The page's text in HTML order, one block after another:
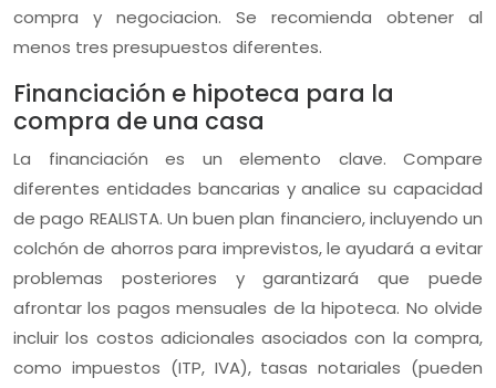
compra y negociacion. Se recomienda obtener al
menos tres presupuestos diferentes.
Financiación e hipoteca para la
compra de una casa
La financiación es un elemento clave. Compare
diferentes entidades bancarias y analice su capacidad
de pago REALISTA. Un buen plan financiero, incluyendo un
colchón de ahorros para imprevistos, le ayudará a evitar
problemas posteriores y garantizará que puede
afrontar los pagos mensuales de la hipoteca. No olvide
incluir los costos adicionales asociados con la compra,
como impuestos (ITP, IVA), tasas notariales (pueden